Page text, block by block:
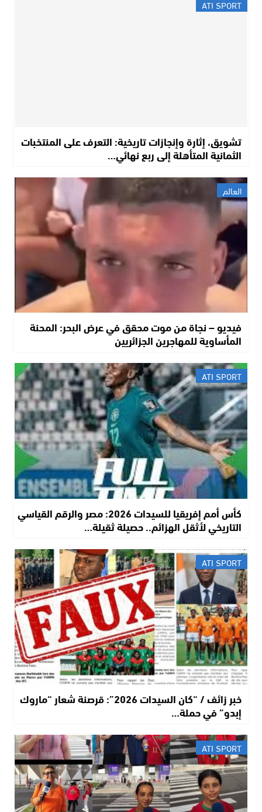
ATI SPORT
تشويق، إثارة وإنجازات تاريخية: التعرف على المنتخبات
الثمانية المتأهلة إلى ربع نهائي…
العالم
فيديو – نجاة من موت محقق في عرض البحر: المحنة
المأساوية للمهاجرين الجزائريين
ATI SPORT
كأس أمم إفريقيا للسيدات 2026: مصر والرقم القياسي
التاريخي لأثقل الهزائم.. حصيلة ثقيلة…
ATI SPORT
خبر زائف / “كان السيدات 2026”: قرصنة شعار “ماروك
إبدو” في حملة…
ATI SPORT